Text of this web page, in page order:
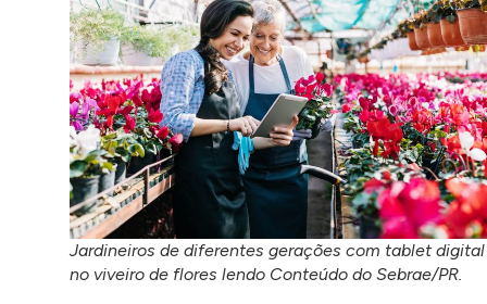
Jardineiros de diferentes gerações com tablet digital
no viveiro de flores lendo Conteúdo do Sebrae/PR.